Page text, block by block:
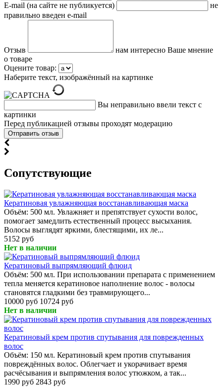
E-mail (на сайте не публикуется)
не
правильно введен e-mail
Отзыв
нам интересно Ваше мнение
о товаре
Оцените товар:
Наберите текст, изображённый на картинке
Вы неправильно ввели текст с
картинки
Перед публикацией отзывы проходят модерацию
Cопутствующие
Кератиновая увлажняющая восстанавливающая маска
Объём: 500 мл. Увлажняет и препятствует сухости волос,
помогает замедлить естественный процесс высыхания.
Волосы выглядят яркими, блестящими, их ле...
5152 руб
Нет в наличии
Кератиновый выпрямляющий флюид
Объём: 500 мл. При использовании препарата с применением
тепла меняется кератиновое наполнение волос - волосы
становятся гладкими без травмирующего...
10000 руб 10724 руб
Нет в наличии
Кератиновый крем против спутывания для поврежденных
волос
Объём: 150 мл. Кератиновый крем против спутывания
повреждённых волос. Облегчает и укорачивает время
расчёсывания и выпрямления волос утюжком, а так...
1990 руб 2843 руб